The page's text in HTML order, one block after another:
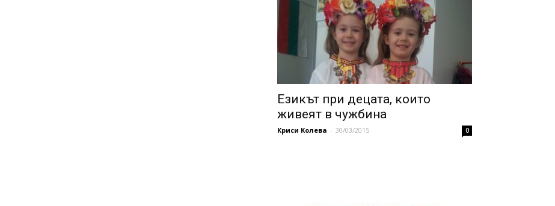
Езикът при децата, които
живеят в чужбина
Криси Колева - 30/03/2015 0